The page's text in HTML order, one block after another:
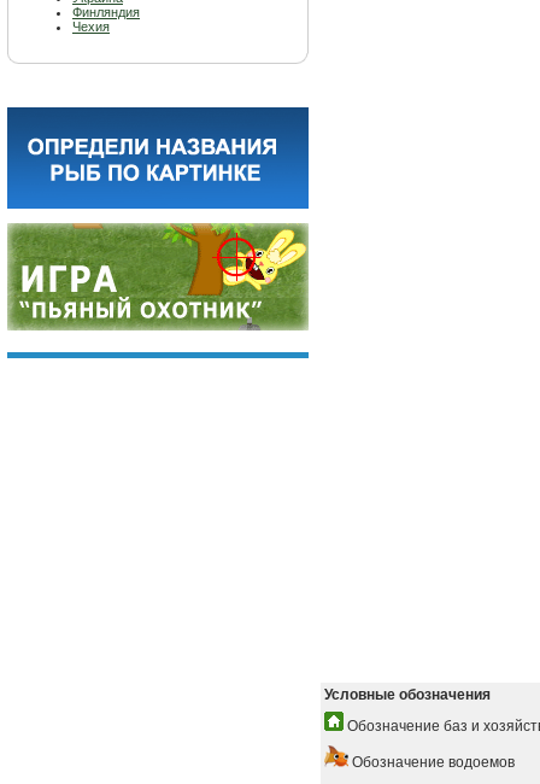
Финляндия
Чехия
Условные обозначения
Обозначение баз и
Обозначение водоемов